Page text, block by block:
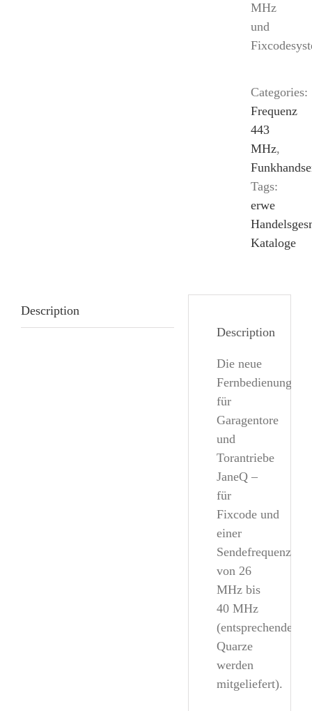
MHz
und
Categories:
Frequenz
443
MHz,
Tags:
erwe
Kataloge
Description
Description
Die neue
Fernbedienung
für
Garagentore
und
Torantriebe
JaneQ –
für
Fixcode und
einer
Sendefrequenz
von 26
MHz bis
40 MHz
(entsprechende
Quarze
werden
mitgeliefert).